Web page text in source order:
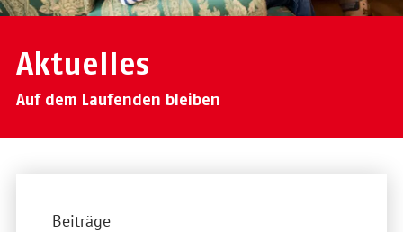
Aktuelles
Auf dem Laufenden bleiben
Beiträge